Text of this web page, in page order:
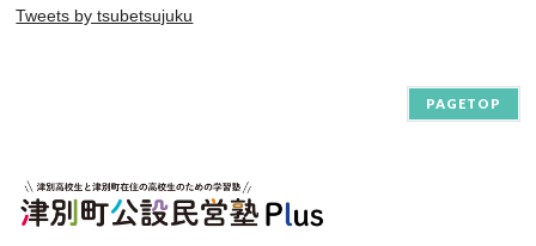
Tweets by tsubetsujuku
PAGETOP